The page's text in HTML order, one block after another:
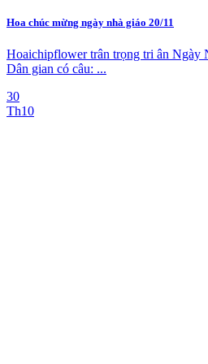
Hoa chúc mừng ngày nhà giáo 20/11
Hoaichipflower trân trọng tri ân Ngày
Dân gian có câu: ...
30
Th10